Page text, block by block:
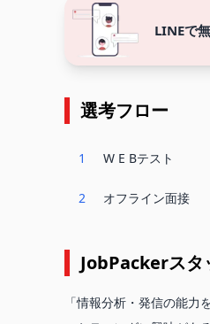
LINEで
選考フロー
1 W E Bテスト
2 オフライン面接
JobPackerスタ
「情報分析・発信の能力